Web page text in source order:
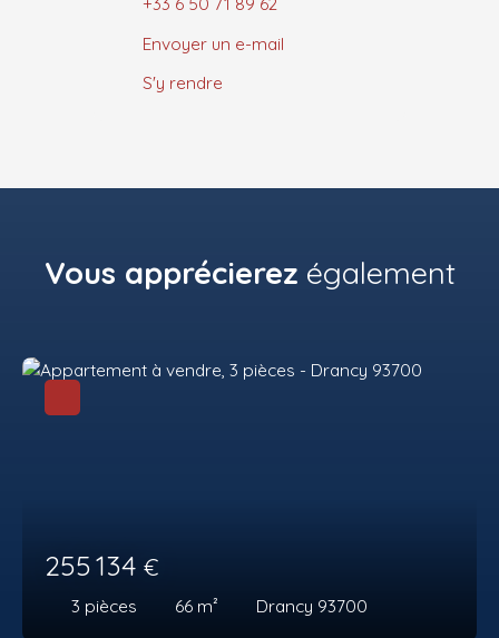
Envoyer un e-mail
S'y rendre
Vous apprécierez également
255 134 €
3 pièces 66 m² Drancy 93700